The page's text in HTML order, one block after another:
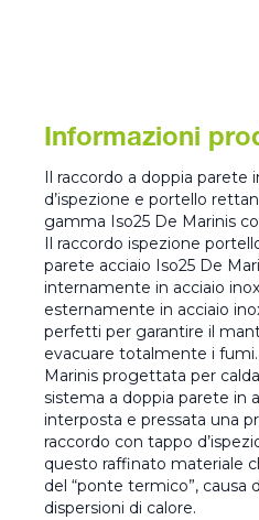
Informazioni
Il raccordo a doppia parete
d’ispezione e portello
gamma Iso25 De Marinis
Il raccordo ispezione
parete acciaio Iso25 De
internamente in acciaio
esternamente in acciaio
perfetti per garantire il
evacuare totalmente i fumi.
Marinis progettata per
sistema a doppia parete in
interposta e pressata una
raccordo con tappo
questo raffinato materiale
del “ponte termico”, causa
dispersioni di calore.